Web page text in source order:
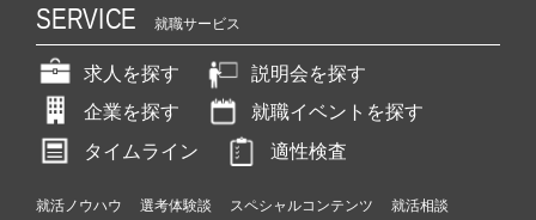
SERVICE 就職サービス
求人を探す
説明会を探す
企業を探す
就職イベントを探す
タイムライン
適性検査
就活ノウハウ 選考体験談 スペシャルコンテンツ
就活相談